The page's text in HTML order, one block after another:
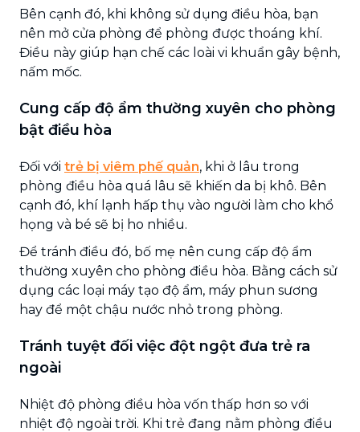
Bên cạnh đó, khi không sử dụng điều hòa, bạn
nên mở cửa phòng để phòng được thoáng khí.
Điều này giúp hạn chế các loài vi khuẩn gây bệnh,
nấm mốc.
Cung cấp độ ẩm thường xuyên cho phòng
bật điều hòa
Đối với trẻ bị viêm phế quản, khi ở lâu trong
phòng điều hòa quá lâu sẽ khiến da bị khô. Bên
cạnh đó, khí lạnh hấp thụ vào người làm cho khổ
họng và bé sẽ bị ho nhiều.
Để tránh điều đó, bố mẹ nên cung cấp độ ẩm
thường xuyên cho phòng điều hòa. Bằng cách sử
dụng các loại máy tạo độ ẩm, máy phun sương
hay để một chậu nước nhỏ trong phòng.
Tránh tuyệt đối việc đột ngột đưa trẻ ra
ngoài
Nhiệt độ phòng điều hòa vốn thấp hơn so với
nhiệt độ ngoài trời. Khi trẻ đang nằm phòng điều